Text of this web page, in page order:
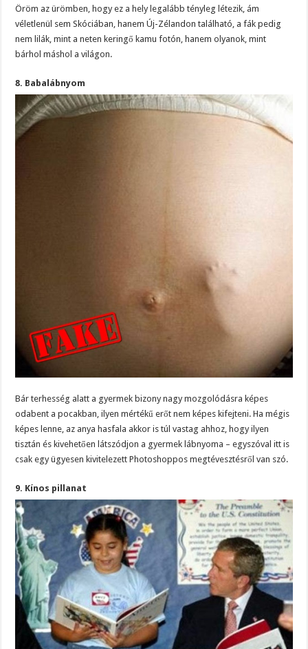
Öröm az ürömben, hogy ez a hely legalább tényleg létezik, ám
véletlenül sem Skóciában, hanem Új-Zélandon található, a fák pedig
nem lilák, mint a neten keringő kamu fotón, hanem olyanok, mint
bárhol máshol a világon.
8. Babalábnyom
Bár terhesség alatt a gyermek bizony nagy mozgolódásra képes
odabent a pocakban, ilyen mértékű erőt nem képes kifejteni. Ha mégis
képes lenne, az anya hasfala akkor is túl vastag ahhoz, hogy ilyen
tisztán és kivehetően látszódjon a gyermek lábnyoma – egyszóval itt is
csak egy ügyesen kivitelezett Photoshoppos megtévesztésről van szó.
9. Kínos pillanat